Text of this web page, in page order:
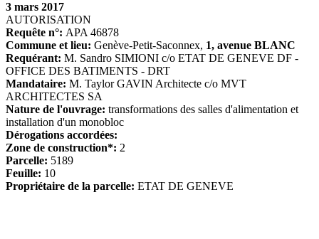
3 mars 2017
AUTORISATION
Requête n°: APA 46878
Commune et lieu: Genève-Petit-Saconnex, 1, avenue BLANC
Requérant: M. Sandro SIMIONI c/o ETAT DE GENEVE DF -
OFFICE DES BATIMENTS - DRT
Mandataire: M. Taylor GAVIN Architecte c/o MVT
ARCHITECTES SA
Nature de l'ouvrage: transformations des salles d'alimentation et
installation d'un monobloc
Dérogations accordées:
Zone de construction*: 2
Parcelle: 5189
Feuille: 10
Propriétaire de la parcelle: ETAT DE GENEVE